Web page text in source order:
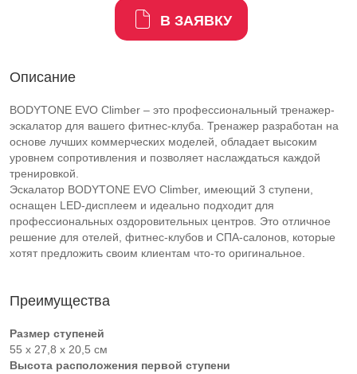
В ЗАЯВКУ
Описание
BODYTONE EVO Climber – это профессиональный тренажер-
эскалатор для вашего фитнес-клуба. Тренажер разработан на
основе лучших коммерческих моделей, обладает высоким
уровнем сопротивления и позволяет наслаждаться каждой
тренировкой.
Эскалатор BODYTONE EVO Climber, имеющий 3 ступени,
оснащен LED-дисплеем и идеально подходит для
профессиональных оздоровительных центров. Это отличное
решение для отелей, фитнес-клубов и СПА-салонов, которые
хотят предложить своим клиентам что-то оригинальное.
Преимущества
Размер ступеней
55 x 27,8 x 20,5 см
Высота расположения первой ступени